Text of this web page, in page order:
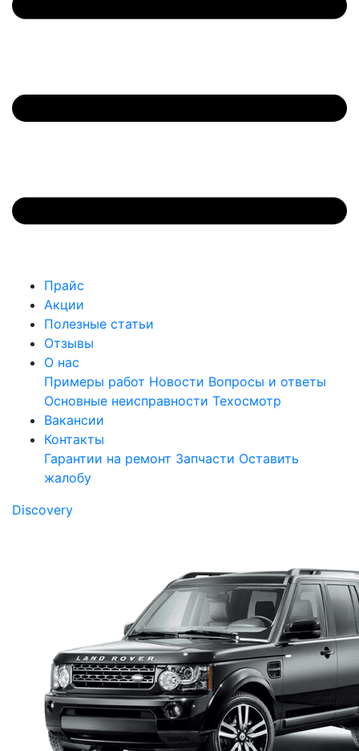
Прайс
Акции
Полезные статьи
Отзывы
О нас
Примеры работ Новости Вопросы и ответы
Основные неисправности Техосмотр
Вакансии
Контакты
Гарантии на ремонт Запчасти Оставить
жалобу
Discovery